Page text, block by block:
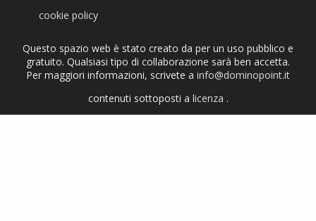
cookie policy
Questo spazio web è stato creato da per un uso pubblico e
gratuito. Qualsiasi tipo di collaborazione sarà ben accetta.
Per maggiori informazioni, scrivete a info@dominopoint.it
contenuti sottoposti a licenza .